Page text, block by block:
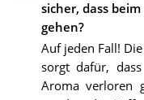
sicher, dass
gehen?
Auf jeden Fall!
sorgt dafür,
Aroma verloren